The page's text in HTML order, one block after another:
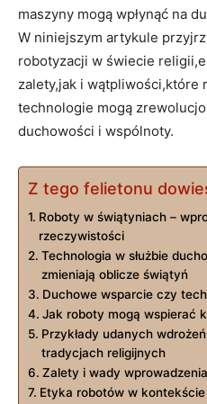
maszyny mogą wpłynąć na
W niniejszym artykule
robotyzacji w świecie
zalety,jak i wątpliwości,które
technologie mogą
duchowości i wspólnoty.
Z tego felietonu
Roboty w świątyniach –
rzeczywistości
Technologia w służbie
zmieniają oblicze świątyń
Duchowe wsparcie czy
Jak roboty mogą wspierać
Przykłady udanych
tradycjach religijnych
Zalety i wady
Etyka robotów w